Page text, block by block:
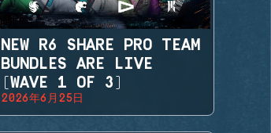
NEW R6 SHARE PRO TEAM
BUNDLES ARE LIVE
(WAVE 1 OF 3)
2026年6月25日